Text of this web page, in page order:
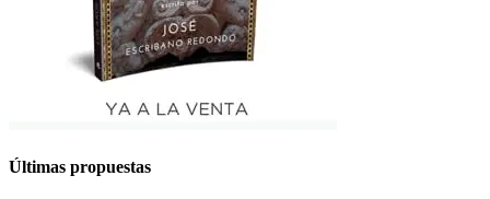
Últimas propuestas